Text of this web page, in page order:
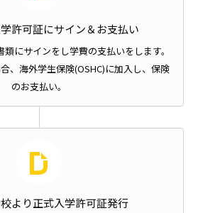
許可証にサイン＆お支払い
にサインをし学費の支払いをします。
、海外学生保険(OSHC)に加入し、保険
のお支払い。
より正式入学許可証発行